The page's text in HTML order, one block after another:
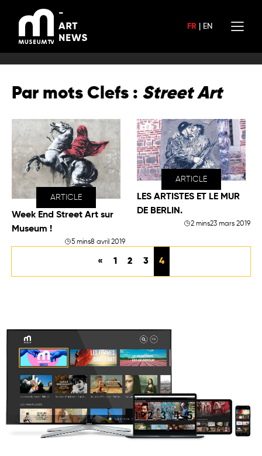
contenu
FR EN
Par mots Clefs : Street Art
ARTICLE
Week End Street Art sur
Museum !
5 mins8 avril 2019
ARTICLE
LES ARTISTES ET LE MUR
DE BERLIN.
2 mins23 mars 2019
« 1 2 3 4